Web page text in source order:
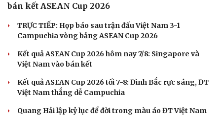
Văn hóa
Sân khấu - Điện ảnh
Văn học
Di sản
Giải trí
Nghệ sĩ
bán kết ASEAN Cup 2026
TRỰC TIẾP: Họp báo sau trận đấu Việt Nam 3-1
Campuchia vòng bảng ASEAN Cup 2026
Kết quả ASEAN Cup 2026 hôm nay 7/8: Singapore và
Việt Nam vào bán kết
Kết quả ASEAN Cup 2026 tối 7-8: Đình Bắc rực sáng, ĐT
Việt Nam thắng dễ Campuchia
Quang Hải lập kỷ lục để đời trong màu áo ĐT Việt Nam